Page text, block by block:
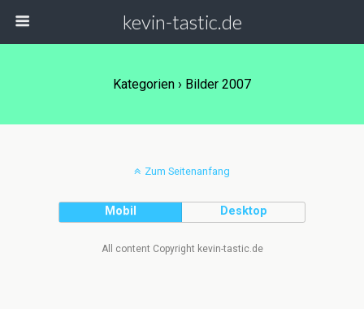
kevin-tastic.de
Kategorien › Bilder 2007
Zum Seitenanfang
Mobil Desktop
All content Copyright kevin-tastic.de